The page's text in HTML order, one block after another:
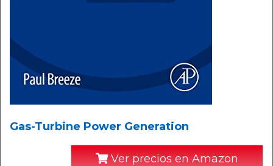
Gas-Turbine Power Generation
Ver precios en Amazon